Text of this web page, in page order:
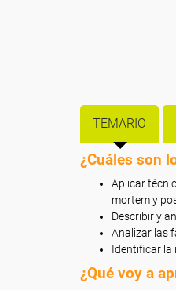
TEMARIO
¿Cuáles son
Aplicar
mortem y
Describir y
Analizar las
Identificar la
¿Qué voy a